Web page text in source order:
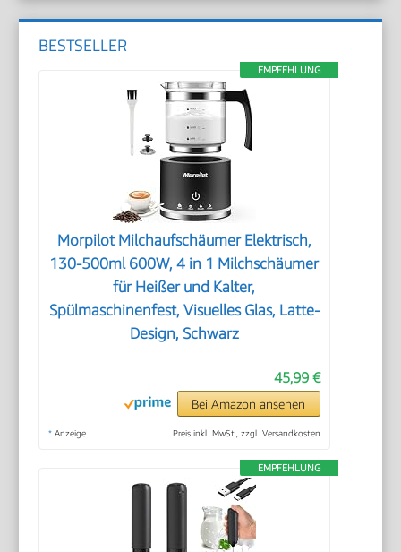
BESTSELLER
EMPFEHLUNG
Morpilot Milchaufschäumer Elektrisch,
130-500ml 600W, 4 in 1 Milchschäumer
für Heißer und Kalter,
Spülmaschinenfest, Visuelles Glas, Latte-
Design, Schwarz
45,99 €
Bei Amazon ansehen
* Anzeige Preis inkl. MwSt., zzgl. Versandkosten
EMPFEHLUNG